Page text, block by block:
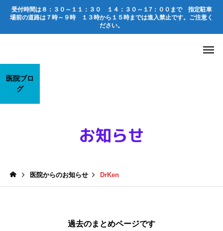
受付時間は８：３０～１１：３０ １４：３０～１7：００ まで 指定駐車
場前の道路は ７時～９時 １３時から１５時までは進入禁止です。ご注意く
ださい。
医院ブロ
グ
医院からのお知らせ DrKen
過去のまとめページです